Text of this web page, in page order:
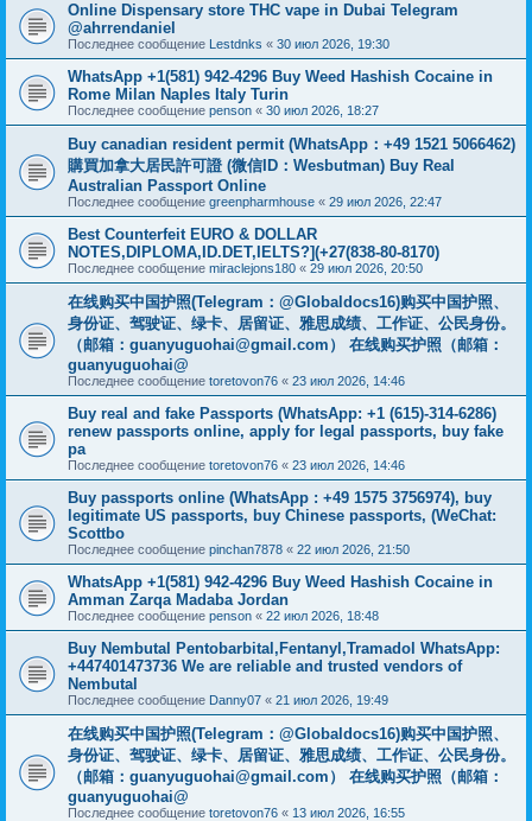
Online Dispensary store THC vape in Dubai Telegram
@ahrrendaniel
Последнее сообщение Lestdnks « 30 июл 2026, 19:30
WhatsApp +1(581) 942-4296 Buy Weed Hashish Cocaine in
Rome Milan Naples Italy Turin
Последнее сообщение penson « 30 июл 2026, 18:27
Buy canadian resident permit (WhatsApp：+49 1521 5066462)
購買加拿大居民許可證 (微信ID：Wesbutman) Buy Real
Australian Passport Online
Последнее сообщение greenpharmhouse « 29 июл 2026, 22:47
Best Counterfeit EURO & DOLLAR
NOTES,DIPLOMA,ID.DET,IELTS?](+27(838-80-8170)
Последнее сообщение miraclejons180 « 29 июл 2026, 20:50
在线购买中国护照(Telegram：@Globaldocs16)购买中国护照、
身份证、驾驶证、绿卡、居留证、雅思成绩、工作证、公民身份。
（邮箱： guanyuguohai@gmail.com ） 在线购买护照（邮箱：
guanyuguohai@
Последнее сообщение toretovon76 « 23 июл 2026, 14:46
Buy real and fake Passports (WhatsApp: +1 (615)-314-6286)
renew passports online, apply for legal passports, buy fake
pa
Последнее сообщение toretovon76 « 23 июл 2026, 14:46
Buy passports online (WhatsApp : +49 1575 3756974), buy
legitimate US passports, buy Chinese passports, (WeChat:
Scottbo
Последнее сообщение pinchan7878 « 22 июл 2026, 21:50
WhatsApp +1(581) 942-4296 Buy Weed Hashish Cocaine in
Amman Zarqa Madaba Jordan
Последнее сообщение penson « 22 июл 2026, 18:48
Buy Nembutal Pentobarbital,Fentanyl,Tramadol WhatsApp:
+447401473736 We are reliable and trusted vendors of
Nembutal
Последнее сообщение Danny07 « 21 июл 2026, 19:49
在线购买中国护照(Telegram：@Globaldocs16)购买中国护照、
身份证、驾驶证、绿卡、居留证、雅思成绩、工作证、公民身份。
（邮箱： guanyuguohai@gmail.com ） 在线购买护照（邮箱：
guanyuguohai@
Последнее сообщение toretovon76 « 13 июл 2026, 16:55